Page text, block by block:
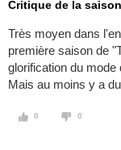
Critique de la
Très moyen dans
première saison de
glorification du mode
Mais au moins y a
0 0